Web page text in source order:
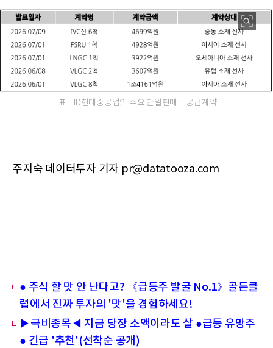
[표] HD현대중공업의 주요 단일판매ㆍ공급계약
주지숙 데이터투자 기자 pr@datatooza.com
● 주식 할 맛 안 난다고? 《급등주 발굴 No.1》골든클
럽에서 진짜 투자의 '맛'을 경험하세요!
▶극비종목◀ 지금 당장 소액이라도 살 ●급등 유망주
● 긴급 '추천'(선착순 공개)